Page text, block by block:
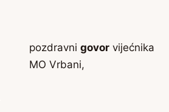
pozdravni govor vijećnika
MO Vrbani,